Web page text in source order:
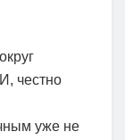
честно
уже не